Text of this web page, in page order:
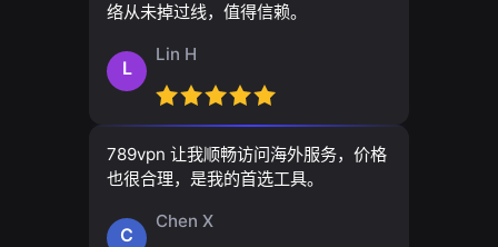
络从未掉过线，值得信赖。
L
Lin H
789vpn 让我顺畅访问海外服务，价格
也很合理，是我的首选工具。
C
Chen X